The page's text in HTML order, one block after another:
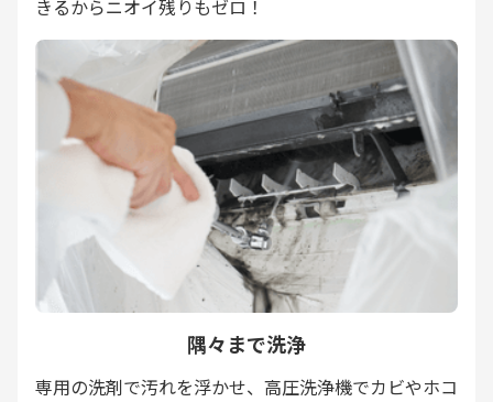
きるからニオイ残りもゼロ！
隅々まで洗浄
専用の洗剤で汚れを浮かせ、高圧洗浄機でカビやホコ